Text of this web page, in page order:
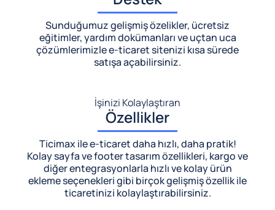
Sunduğumuz gelişmiş özelikler, ücretsiz
eğitimler, yardım dokümanları ve uçtan uca
çözümlerimizlee-ticaret sitenizi kısa sürede
satışa açabilirsiniz.
İşinizi Kolaylaştıran
Özellikler
Ticimax ile e-ticaret daha hızlı, daha pratik!
Kolay sayfa ve footer tasarım özellikleri, kargo ve
diğer entegrasyonlarla hızlı ve kolay ürün
ekleme seçenekleri gibi birçok gelişmiş özellik ile
ticaretinizi kolaylaştırabilirsiniz.